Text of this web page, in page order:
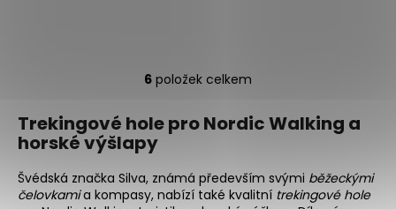
O
l
a
6 položek celkem
Trekingové hole pro Nordic Walking a
horské výšlapy
Švédská značka Silva, známá především svými běžeckými
čelovkamia kompasy, nabízí také kvalitní trekingové hole